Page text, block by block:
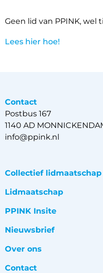
Geen lid van PPINK, wel
Lees hier hoe!
Contact
Postbus 167
1140 AD
info@ppink.nl
Collectief lidmaatschap
Lidmaatschap
PPINK Insite
Nieuwsbrief
Over ons
Contact